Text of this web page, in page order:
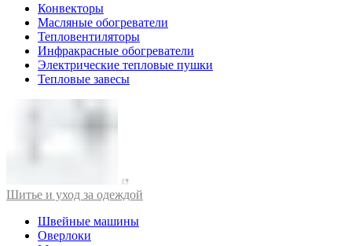
Конвекторы
Масляные обогреватели
Тепловентиляторы
Инфракрасные обогреватели
Электрические тепловые пушки
Тепловые завесы
Шитье и уход за одеждой
Швейные машины
Оверлоки